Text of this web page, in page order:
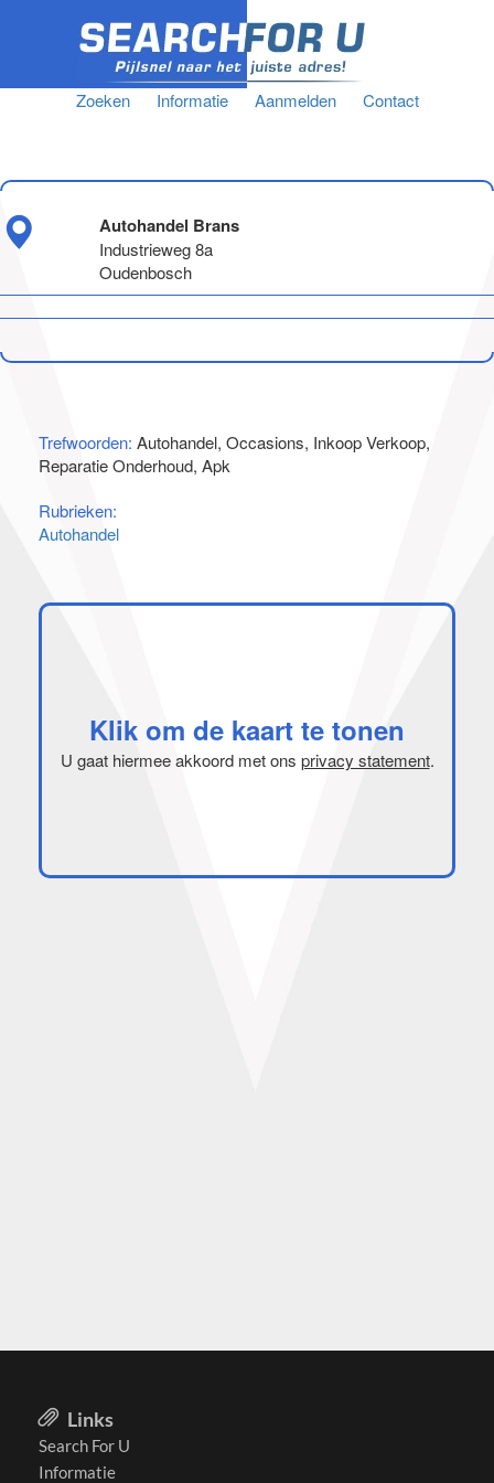
Zoeken Informatie Aanmelden Contact
Autohandel Brans
Industrieweg 8a
Oudenbosch
Trefwoorden: Autohandel, Occasions, Inkoop Verkoop,
Reparatie Onderhoud, Apk
Rubrieken:
Autohandel
Klik om de kaart te tonen
U gaat hiermee akkoord met ons privacy statement.
Links
Search For U
Informatie